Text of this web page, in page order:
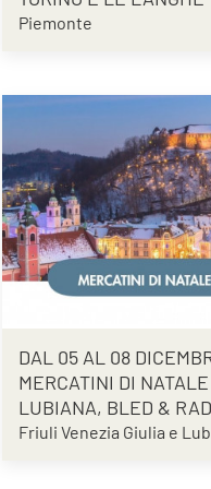
Piemonte
DAL 05 AL 08
MERCATINI DI
LUBIANA, BLED &
Friuli Venezia Giulia e